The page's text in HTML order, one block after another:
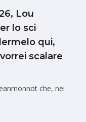
Lou
lo sci
qui,
scalare
che, nei